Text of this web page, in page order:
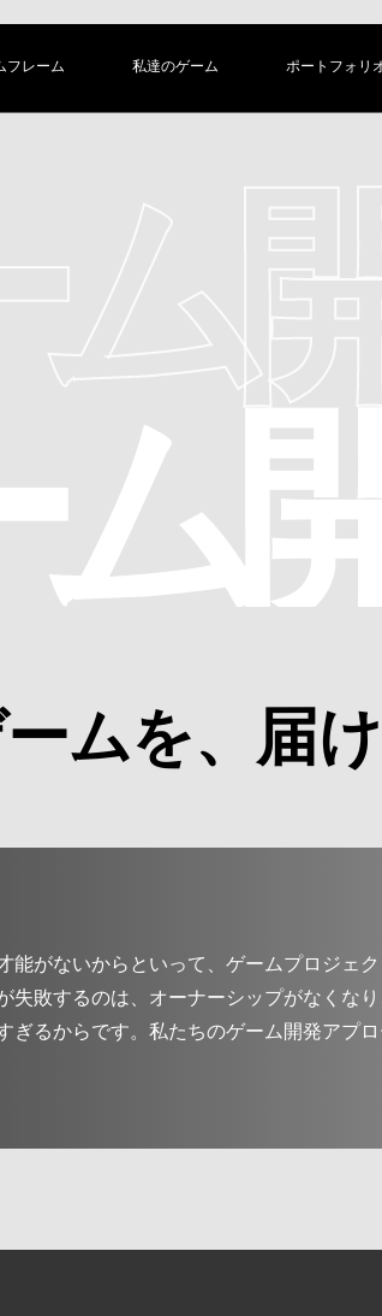
フレーム 私達のゲーム ポートフォリ
ム
ムを、届
能がないからといって、ゲームプロジェ
失敗するのは、オーナーシップがなくな
ぎるからです。私たちのゲーム開発アプ